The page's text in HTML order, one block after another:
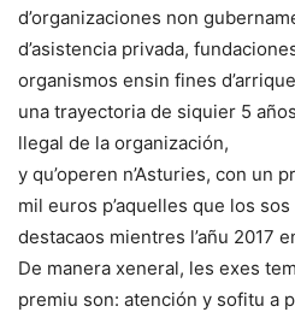
d’organizaciones non
d’asistencia privada,
organismos ensin fines
una trayectoria de siquier 5
llegal de la organización,
y qu’operen n’Asturies, con un
mil euros p’aquelles que los
destacaos mientres l’añu 2017
De manera xeneral, les exes
premiu son: atención y sofitu a